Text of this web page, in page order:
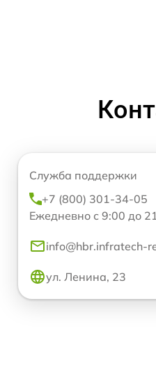
Служба поддержки
+7 (800) 301-34-05
Ежедневно с 9:00 до
info@hbr.infratech-
ул. Ленина, 23